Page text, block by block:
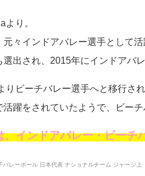
より。
元々インドアバレー選手として
出され、2015年にインドアバ
りビーチバレー選手へと移行され
活躍をされていたようで、ビー
、インドアバレー・ビーチ